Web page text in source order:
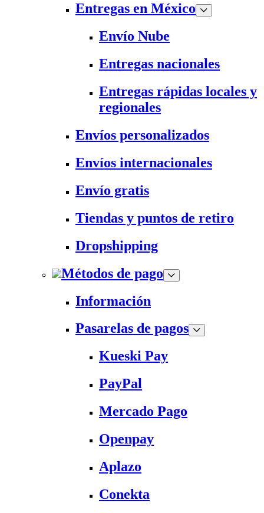
Entregas en México
Envío Nube
Entregas nacionales
Entregas rápidas locales y
regionales
Envíos personalizados
Envíos internacionales
Envío gratis
Tiendas y puntos de retiro
Dropshipping
Métodos de pago
Información
Pasarelas de pagos
Kueski Pay
PayPal
Mercado Pago
Openpay
Aplazo
Conekta